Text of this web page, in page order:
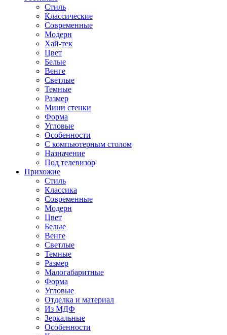
Стиль
Классические
Современные
Модерн
Хай-тек
Цвет
Белые
Венге
Светлые
Темные
Размер
Мини стенки
Форма
Угловые
Особенности
С компьютерным столом
Назначение
Под телевизор
Прихожие
Стиль
Классика
Современные
Модерн
Цвет
Белые
Венге
Светлые
Темные
Размер
Малогабаритные
Форма
Угловые
Отделка и материал
Из МДФ
Зеркальные
Особенности